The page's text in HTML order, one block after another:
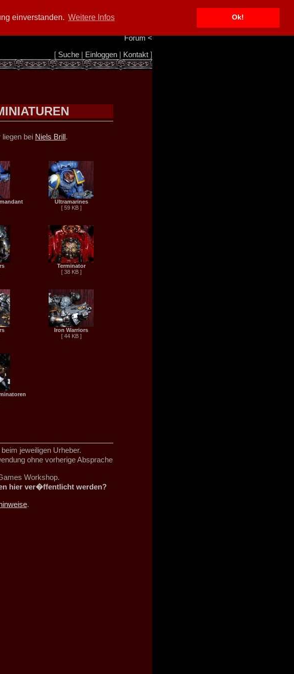
einverstanden. Weitere Infos Ok!
Info/Impressum
Forum<
[ Suche| Einloggen| Kontakt]
liegen bei Niels Brill.
Ultramarines
[ 59 KB ]
Terminator
[ 38 KB ]
Iron Warriors
[ 44 KB ]
jeweiligen Urheber.
ohne vorherige Absprache
Workshop.
hier ver�ffentlicht werden?
.